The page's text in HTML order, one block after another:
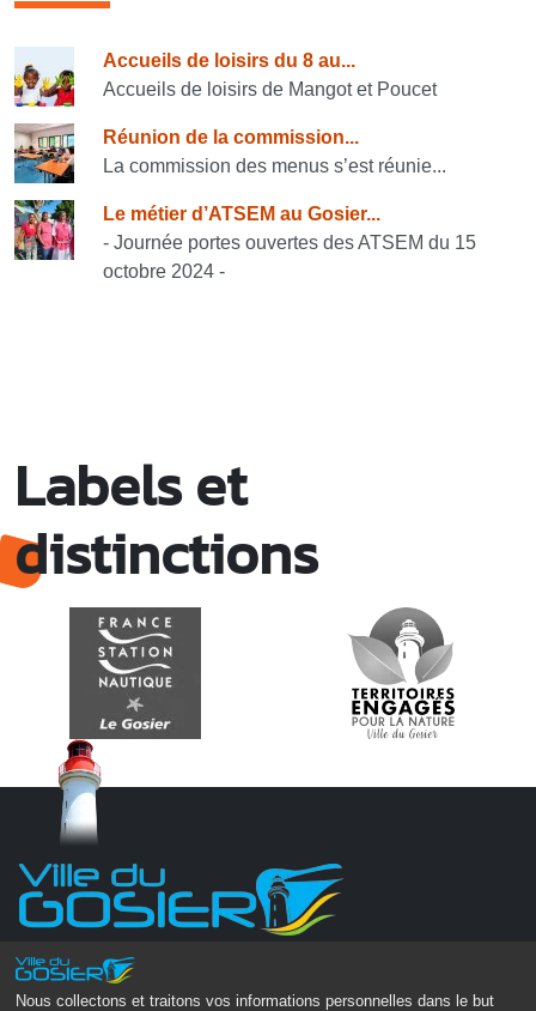
Nous collectons et traitons vos informations personnelles dans le but
Consulter également
Accueils de loisirs du 8 au...
Accueils de loisirs de Mangot et Poucet
Réunion de la commission...
La commission des menus s’est réunie...
Le métier d’ATSEM au Gosier...
- Journée portes ouvertes des ATSEM du 15
octobre 2024 -
Labels et
distinctions
Monsieur le Maire Michel HOTIN
Ville du Gosier